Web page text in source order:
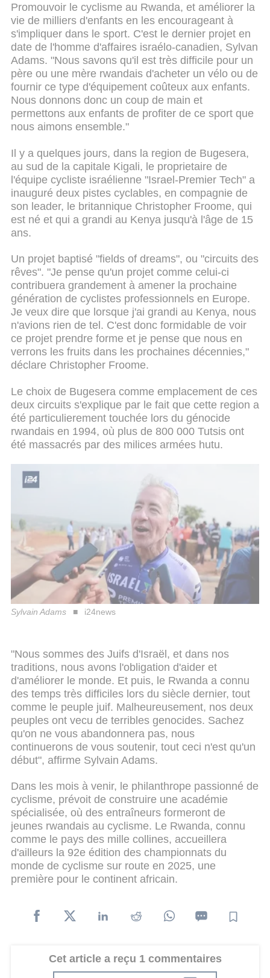
Promouvoir le cyclisme au Rwanda, et améliorer la
vie de milliers d'enfants en les encourageant à
s'impliquer dans le sport. C'est le dernier projet en
date de l'homme d'affaires israélo-canadien, Sylvan
Adams. "Nous savons qu'il est très difficile pour un
père ou une mère rwandais d'acheter un vélo ou de
fournir ce type d'équipement coûteux aux enfants.
Nous donnons donc un coup de main et
permettons aux enfants de profiter de ce sport que
nous aimons ensemble."
Il y a quelques jours, dans la region de Bugesera,
au sud de la capitale Kigali, le proprietaire de
l'équipe cycliste israélienne "Israel-Premier Tech" a
inauguré deux pistes cyclables, en compagnie de
son leader, le britannique Christopher Froome, qui
est né et qui a grandi au Kenya jusqu'à l'âge de 15
ans.
Un projet baptisé "fields of dreams", ou "circuits des
rêves". "Je pense qu'un projet comme celui-ci
contribuera grandement à amener la prochaine
génération de cyclistes professionnels en Europe.
Je veux dire que lorsque j'ai grandi au Kenya, nous
n'avions rien de tel. C'est donc formidable de voir
ce projet prendre forme et je pense que nous en
verrons les fruits dans les prochaines décennies,"
déclare Christopher Froome.
Le choix de Bugesera comme emplacement de ces
deux circuits s'explique par le fait que cette region a
été particulierement touchée lors du génocide
rwandais en 1994, où plus de 800 000 Tutsis ont
été massacrés par des milices armées hutu.
Sylvain Adams i24news
"Nous sommes des Juifs d'Israël, et dans nos
traditions, nous avons l'obligation d'aider et
d'améliorer le monde. Et puis, le Rwanda a connu
des temps très difficiles lors du siècle dernier, tout
comme le peuple juif. Malheureusement, nos deux
peuples ont vecu de terribles genocides. Sachez
qu'on ne vous abandonnera pas, nous
continuerons de vous soutenir, tout ceci n'est qu'un
début", affirme Sylvain Adams.
Dans les mois à venir, le philanthrope passionné de
cyclisme, prévoit de construire une académie
spécialisée, où des entraîneurs formeront de
jeunes rwandais au cyclisme. Le Rwanda, connu
comme le pays des mille collines, accueillera
d'ailleurs la 92e édition des championnats du
monde de cyclisme sur route en 2025, une
première pour le continent africain.
Cet article a reçu 1 commentaires